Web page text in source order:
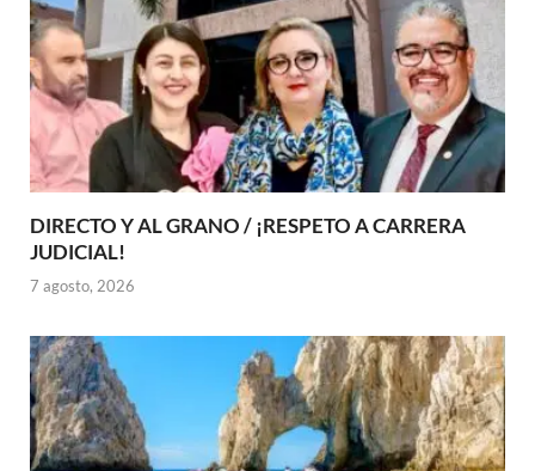
DIRECTO Y AL GRANO / ¡RESPETO A CARRERA
JUDICIAL!
7 agosto, 2026